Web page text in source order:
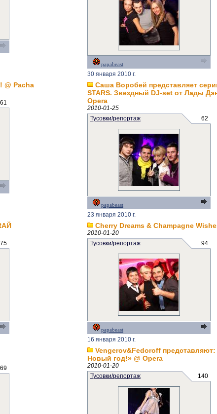
papabeast
30 января 2010 г.
@ Pacha
61
Саша Воробей представляет
STARS. Звездный DJ-set от Лады
Opera
2010-01-25
Тусовки/репортаж
62
papabeast
23 января 2010 г.
75
Cherry Dreams & Champagne
2010-01-20
Тусовки/репортаж
94
papabeast
16 января 2010 г.
69
Vengerov&Fedoroff
Новый год!» @ Opera
2010-01-20
Тусовки/репортаж
140